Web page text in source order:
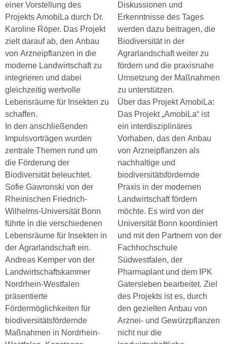
einer Vorstellung des
Projekts AmobiLa durch Dr.
Karoline Röper. Das Projekt
zielt darauf ab, den Anbau
von Arzneipflanzen in die
moderne Landwirtschaft zu
integrieren und dabei
gleichzeitig wertvolle
Lebensräume für Insekten zu
schaffen.
In den anschließenden
Impulsvorträgen wurden
zentrale Themen rund um
die Förderung der
Biodiversität beleuchtet.
Sofie Gawronski von der
Rheinischen Friedrich-
Wilhelms-Universität Bonn
führte in die verschiedenen
Lebensräume für Insekten in
der Agrarlandschaft ein.
Andreas Kemper von der
Landwirtschaftskammer
Nordrhein-Westfalen
präsentierte
Fördermöglichkeiten für
biodiversitätsfördernde
Maßnahmen in Nordrhein-
Diskussionen und
Erkenntnisse des Tages
werden dazu beitragen, die
Biodiversität in der
Agrarlandschaft weiter zu
fördern und die praxisnahe
Umsetzung der Maßnahmen
zu unterstützen.
Über das Projekt AmobiLa:
Das Projekt „AmobiLa“ ist
ein interdisziplinäres
Vorhaben, das den Anbau
von Arzneipflanzen als
nachhaltige und
biodiversitätsfördernde
Praxis in der modernen
Landwirtschaft fördern
möchte. Es wird von der
Universität Bonn koordiniert
und mit den Partnern von der
Fachhochschule
Südwestfalen, der
Pharmaplant und dem IPK
Gatersleben bearbeitet. Ziel
des Projekts ist es, durch
den gezielten Anbau von
Arznei- und Gewürzpflanzen
nicht nur die